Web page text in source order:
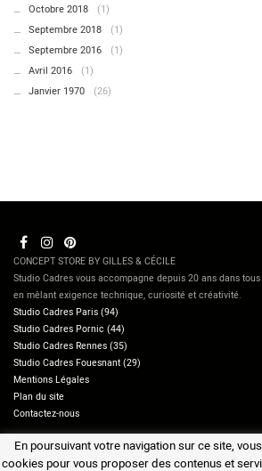
Octobre 2018
(1)
Septembre 2018
(1)
Septembre 2016
(1)
Avril 2016
(1)
Janvier 1970
(26)
CONCEPT STORE BY GILLES & CÉCILE
Studio Cadres vous accompagne depuis 20 ans dans
en mêlant exigence technique, curiosité et créativité.
Studio Cadres Paris (94)
Studio Cadres Pornic (44)
Studio Cadres Rennes (35)
Studio Cadres Fouesnant (29)
Mentions Légales
Plan du site
Contactez-nous
En poursuivant votre navigation sur ce site,
cookies pour vous proposer des contenus et